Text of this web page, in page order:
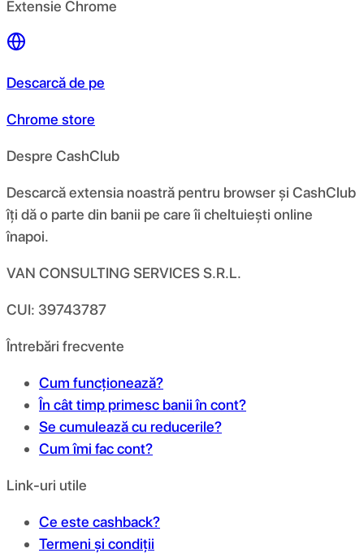
Extensie Chrome
Descarcă de pe
Chrome store
Despre CashClub
Descarcă extensia noastră pentru browser și CashClub
îți dă o parte din banii pe care îi cheltuiești online
înapoi.
VAN CONSULTING SERVICES S.R.L.
CUI: 39743787
Întrebări frecvente
Cum funcționează?
În cât timp primesc banii în cont?
Se cumulează cu reducerile?
Cum îmi fac cont?
Link-uri utile
Ce este cashback?
Termeni și condiții